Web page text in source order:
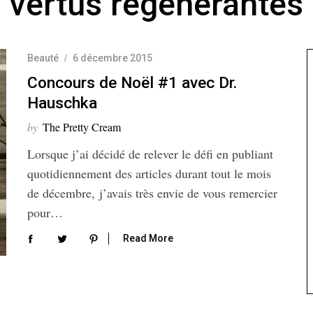
Beauté 6 décembre 2015
Concours de Noël #1 avec Dr.
Hauschka
by The Pretty Cream
Lorsque j’ai décidé de relever le défi en publiant
quotidiennement des articles durant tout le mois
de décembre, j’avais très envie de vous remercier
pour…
Read More